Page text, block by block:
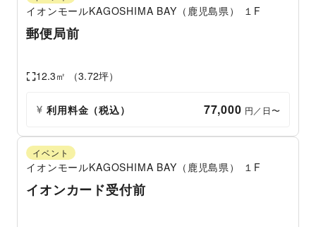
イオンモールKAGOSHIMA BAY（鹿児島県） １F
郵便局前
12.3㎡ （3.72坪）
利用料金（税込） 77,000 円／日〜
イベント
イオンモールKAGOSHIMA BAY（鹿児島県） １F
イオンカード受付前